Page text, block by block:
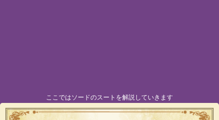
ここではソードのスートを解説していきます